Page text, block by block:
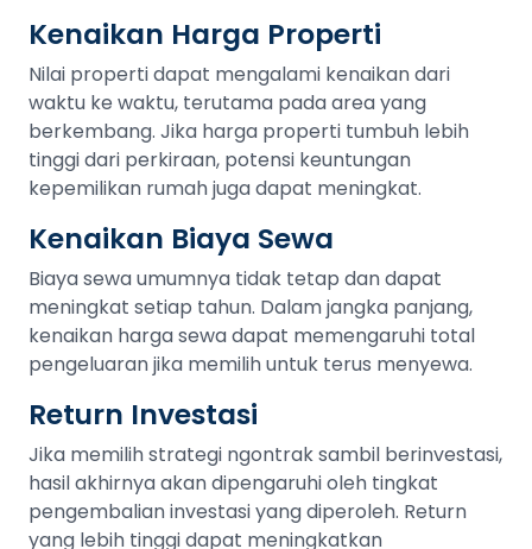
Kenaikan Harga Properti
Nilai properti dapat mengalami kenaikan dari
waktu ke waktu, terutama pada area yang
berkembang. Jika harga properti tumbuh lebih
tinggi dari perkiraan, potensi keuntungan
kepemilikan rumah juga dapat meningkat.
Kenaikan Biaya Sewa
Biaya sewa umumnya tidak tetap dan dapat
meningkat setiap tahun. Dalam jangka panjang,
kenaikan harga sewa dapat memengaruhi total
pengeluaran jika memilih untuk terus menyewa.
Return Investasi
Jika memilih strategi ngontrak sambil berinvestasi,
hasil akhirnya akan dipengaruhi oleh tingkat
pengembalian investasi yang diperoleh. Return
yang lebih tinggi dapat meningkatkan